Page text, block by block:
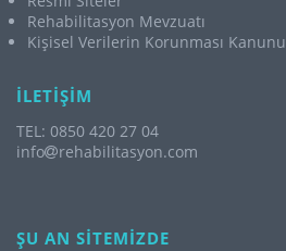
Rehabilitasyon Mevzuatı
Kişisel Verilerin Korunması Kanunu
İLETİŞİM
TEL: 0850 420 27 04
info
rehabilitasyon.com
ŞU AN SİTEMİZDE